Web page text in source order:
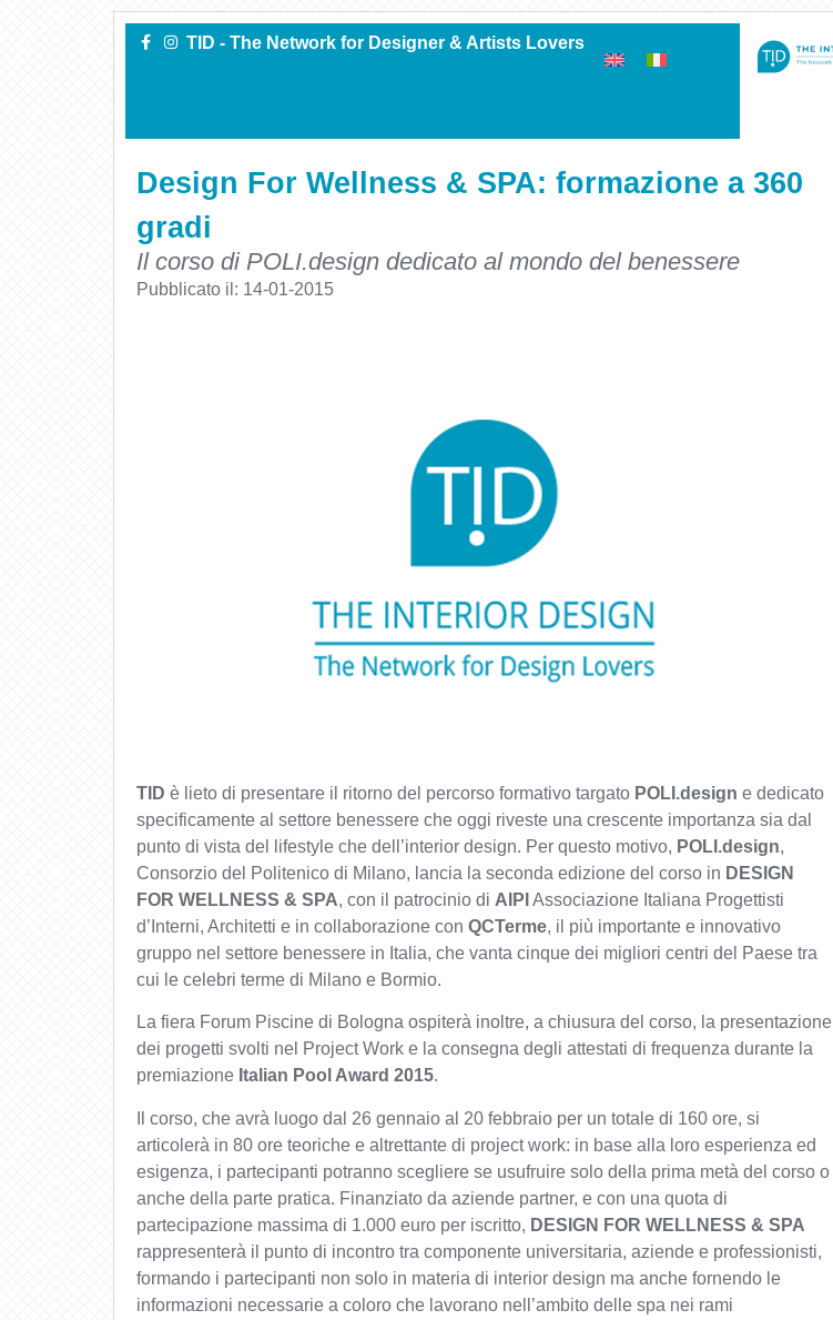
TID - The Network for Designer & Artists Lovers
Design For Wellness & SPA: formazione a 360
gradi
Il corso di POLI.design dedicato al mondo del benessere
Pubblicato il: 14-01-2015
TID è lieto di presentare il ritorno del percorso formativo targato POLI.design e dedicato
specificamente al settore benessere che oggi riveste una crescente importanza sia dal
punto di vista del lifestyle che dell’interior design. Per questo motivo, POLI.design,
Consorzio del Politenico di Milano, lancia la seconda edizione del corso in DESIGN
FOR WELLNESS & SPA, con il patrocinio di AIPI Associazione Italiana Progettisti
d’Interni, Architetti e in collaborazione con QCTerme, il più importante e innovativo
gruppo nel settore benessere in Italia, che vanta cinque dei migliori centri del Paese tra
cui le celebri terme di Milano e Bormio.
La fiera Forum Piscine di Bologna ospiterà inoltre, a chiusura del corso, la presentazione
dei progetti svolti nel Project Work e la consegna degli attestati di frequenza durante la
premiazione Italian Pool Award 2015.
Il corso, che avrà luogo dal 26 gennaio al 20 febbraio per un totale di 160 ore, si
articolerà in 80 ore teoriche e altrettante di project work: in base alla loro esperienza ed
esigenza, i partecipanti potranno scegliere se usufruire solo della prima metà del corso o
anche della parte pratica. Finanziato da aziende partner, e con una quota di
partecipazione massima di 1.000 euro per iscritto, DESIGN FOR WELLNESS & SPA
rappresenterà il punto di incontro tra componente universitaria, aziende e professionisti,
formando i partecipanti non solo in materia di interior design ma anche fornendo le
informazioni necessarie a coloro che lavorano nell’ambito delle spa nei rami